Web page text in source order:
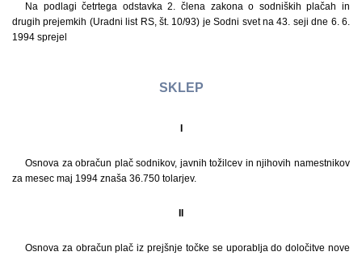
Na podlagi četrtega odstavka 2. člena zakona o sodniških plačah in
drugih prejemkih (Uradni list RS, št. 10/93) je Sodni svet na 43. seji dne 6. 6.
1994 sprejel
SKLEP
I
Osnova za obračun plač sodnikov, javnih tožilcev in njihovih namestnikov
za mesec maj 1994 znaša 36.750 tolarjev.
II
Osnova za obračun plač iz prejšnje točke se uporablja do določitve nove